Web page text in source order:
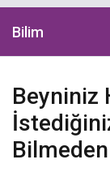
Bilim
Beyniniz